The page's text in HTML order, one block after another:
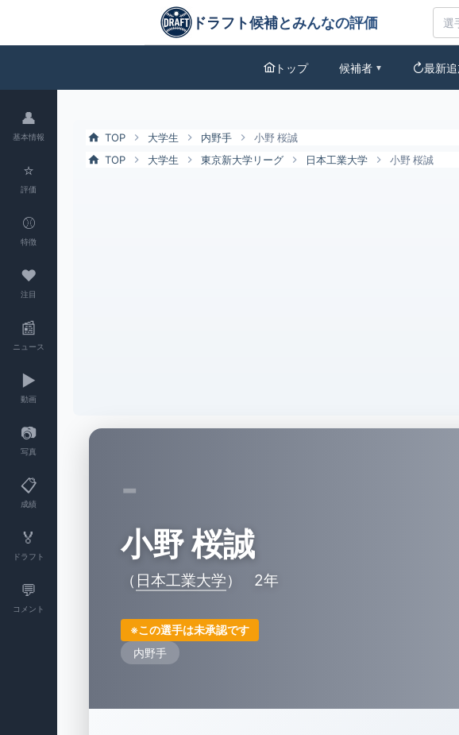
小野 桜誠（日本工業大）の特徴とドラフト評価 | ドラフト候補とみんなの評価
ドラフト候補とみんなの評価
トップ 候補者 ▼ 最新
👤
基本情報
⭐
評価
⚾
特徴
❤
注目
📰
ニュース
▶️
動画
📷
写真
📋
成績
🏅
ドラフト
💬
コメント
TOP 大学生 内野手
小野 桜誠
TOP
大学生 東京新大学リーグ 日本工業大学 小野 桜誠
-
小野 桜誠
（ 日本工業大学） 2年
※この選手は未承認です
内野手